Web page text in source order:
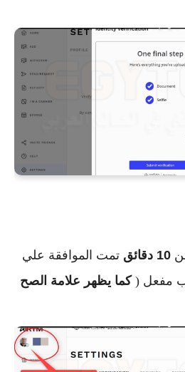
10 دقائق
تمت الموافقة علي
مفعل (كما يظهر علامة الصح